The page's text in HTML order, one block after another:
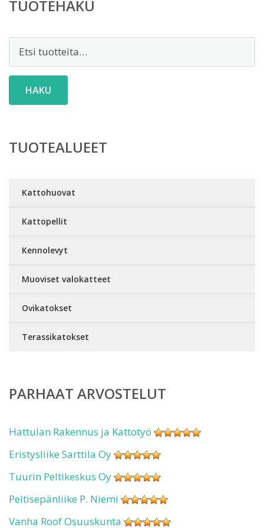
TUOTEHAKU
Etsi:
HAKU
TUOTEALUEET
Kattohuovat
Kattopellit
Kennolevyt
Muoviset valokatteet
Ovikatokset
Terassikatokset
PARHAAT ARVOSTELUT
Hattulan Rakennus ja Kattotyö
Eristysliike Sarttila Oy
Tuurin Peltikeskus Oy
Peltisepänliike P. Niemi
Vanha Roof Osuuskunta